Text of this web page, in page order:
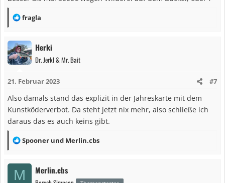
R
a
k
t
o
fragla
Herki
Dr. Jerkl & Mr. Bait
21. Februar 2023 #7
Also damals stand das explizit in der Jahreskarte mit dem
Kunstköderverbot. Da steht jetzt nix mehr, also schließe ich
daraus das es auch keins gibt.
R
a
k
Spooner und Merlin.cbs
M Merlin.cbs